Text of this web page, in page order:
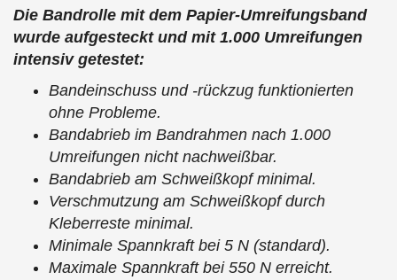
Die Bandrolle mit dem Papier-Umreifungsband
wurde aufgesteckt und mit 1.000 Umreifungen
intensiv getestet:
Bandeinschuss und -rückzug funktionierten
ohne Probleme.
Bandabrieb im Bandrahmen nach 1.000
Umreifungen nicht nachweißbar.
Bandabrieb am Schweißkopf minimal.
Verschmutzung am Schweißkopf durch
Kleberreste minimal.
Minimale Spannkraft bei 5 N (standard).
Maximale Spannkraft bei 550 N erreicht.